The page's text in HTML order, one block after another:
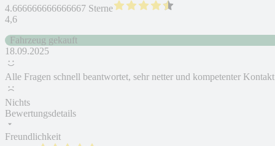
4.666666666666667 Sterne
4,6
Fahrzeug gekauft
18.09.2025
Alle Fragen schnell beantwortet, sehr netter und kompetenter Kontakt
Nichts
Bewertungsdetails
Freundlichkeit